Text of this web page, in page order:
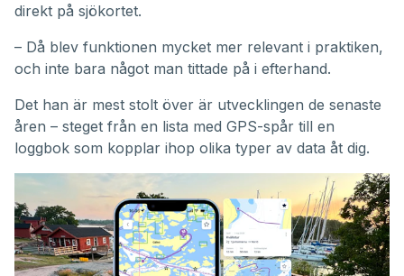
direkt på sjökortet.
– Då blev funktionen mycket mer relevant i praktiken,
och inte bara något man tittade på i efterhand.
Det han är mest stolt över är utvecklingen de senaste
åren – steget från en lista med GPS-spår till en
loggbok som kopplar ihop olika typer av data åt dig.